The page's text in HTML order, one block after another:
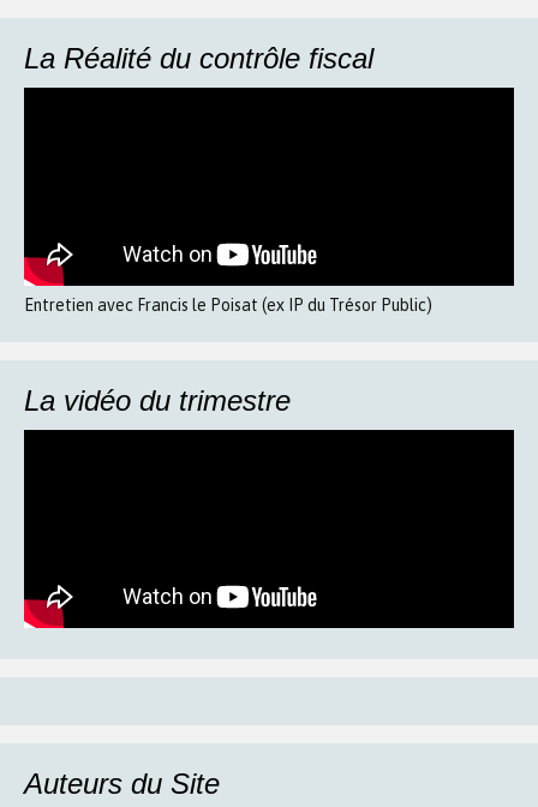
La Réalité du contrôle fiscal
Entretien avec Francis le Poisat (ex IP du Trésor Public)
La vidéo du trimestre
Auteurs du Site